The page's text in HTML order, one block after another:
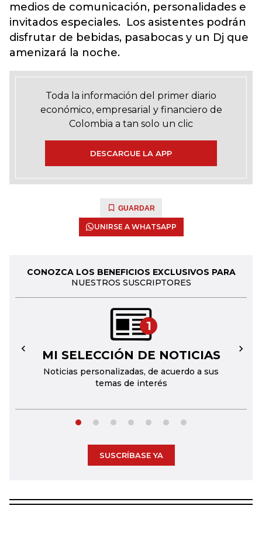
medios de comunicación, personalidades e
invitados especiales. Los asistentes podrán
disfrutar de bebidas, pasabocas y un Dj que
amenizará la noche.
Toda la información del primer diario
económico, empresarial y financiero de
Colombia a tan solo un clic
DESCARGUE LA APP
GUARDAR
UNIRSE A WHATSAPP
CONOZCA LOS BENEFICIOS EXCLUSIVOS PARA
NUESTROS SUSCRIPTORES
1
MI SELECCIÓN DE NOTICIAS
Noticias personalizadas, de acuerdo a sus
temas de interés
← →
SUSCRÍBASE YA